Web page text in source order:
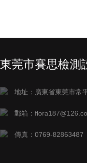
東莞市賽思檢測
地址：廣東省東莞市常
郵箱：
傳真：0769-82863487